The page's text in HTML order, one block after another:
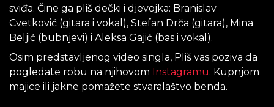
sviđa. Čine ga pliš dečki i djevojka: Branislav
Cvetković (gitara i vokal), Stefan Drča (gitara), Mina
Beljić (bubnjevi) i Aleksa Gajić (bas i vokal).
Osim predstavljenog video singla, Pliš vas poziva da
pogledate robu na njihovom Instagramu. Kupnjom
majice ili jakne pomažete stvaralaštvo benda.